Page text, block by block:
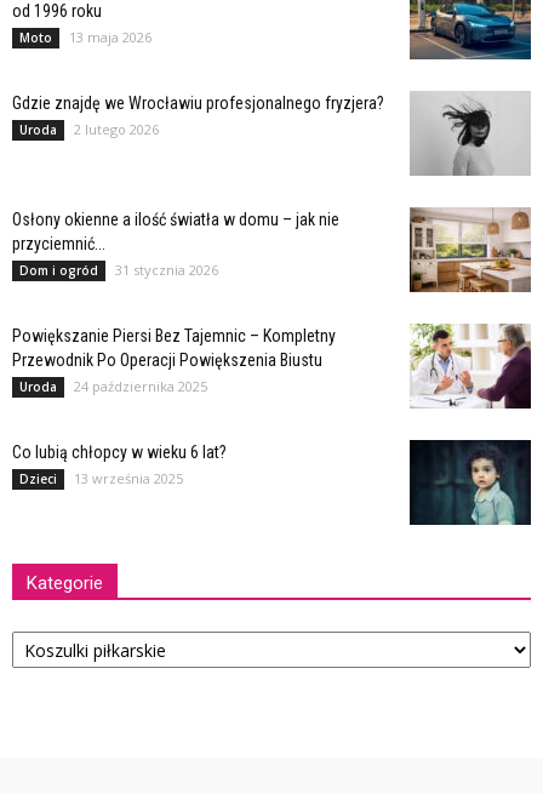
od 1996 roku
Moto 13 maja 2026
Gdzie znajdę we Wrocławiu profesjonalnego fryzjera?
Uroda 2 lutego 2026
Osłony okienne a ilość światła w domu – jak nie
przyciemnić...
Dom i ogród 31 stycznia 2026
Powiększanie Piersi Bez Tajemnic – Kompletny
Przewodnik Po Operacji Powiększenia Biustu
Uroda 24 października 2025
Co lubią chłopcy w wieku 6 lat?
Dzieci 13 września 2025
Kategorie
Kategorie